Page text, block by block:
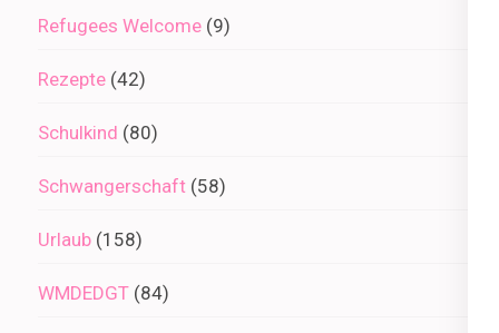
Refugees Welcome (9)
Rezepte (42)
Schulkind (80)
Schwangerschaft (58)
Urlaub (158)
WMDEDGT (84)